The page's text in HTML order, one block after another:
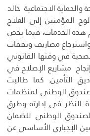
الاجتماعية خالد
المؤمنين إلى العلاج
هذه الخدمات، فيما يخص
مصاريف ونفقات
في وقتها القانوني
مشاريع الإصلاح في
التأمين. كما طالبت
الوطني لمنظمات
النظر في إدارته وطرق
الوطني للضمان
الإجباري الأساسي عن